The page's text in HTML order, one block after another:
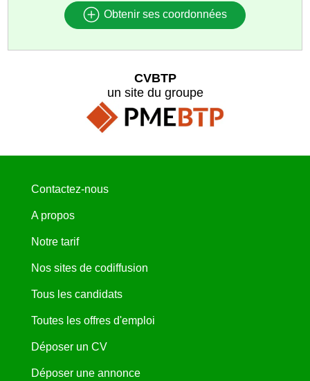
Obtenir ses coordonnées
CVBTP
un site du groupe
Contactez-nous
A propos
Notre tarif
Nos sites de codiffusion
Tous les candidats
Toutes les offres d'emploi
Déposer un CV
Déposer une annonce